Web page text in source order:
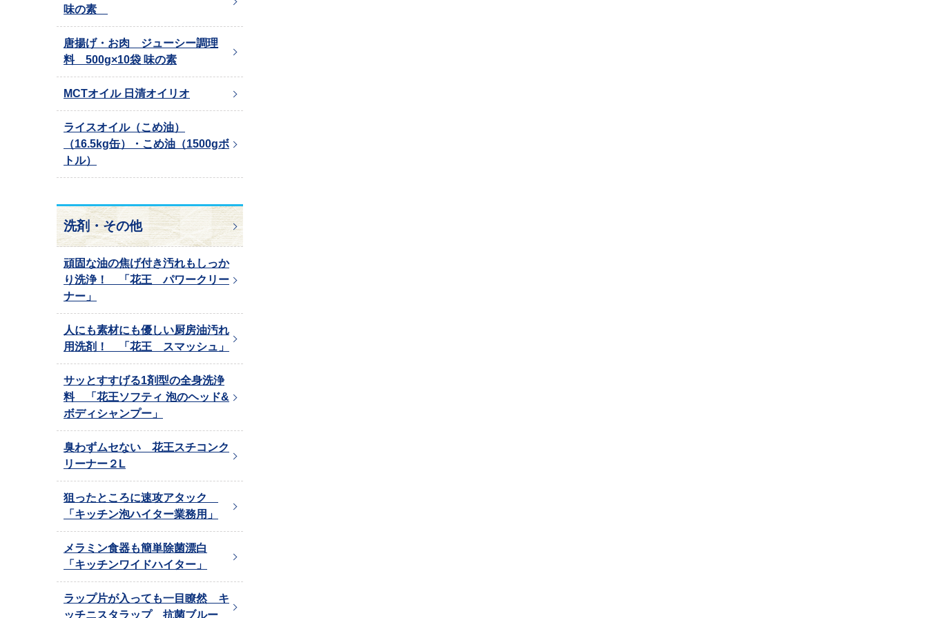
味の素
唐揚げ・お肉 ジューシー調理
料 500g×10袋 味の素
MCTオイル 日清オイリオ
ライスオイル（こめ油）
（16.5kg缶）・こめ油（1500gボ
トル）
洗剤・その他
頑固な油の焦げ付き汚れもしっか
り洗浄！ 「花王 パワークリー
ナー」
人にも素材にも優しい厨房油汚れ
用洗剤！ 「花王 スマッシュ」
サッとすすげる1剤型の全身洗浄
料 「花王ソフティ 泡のヘッド&
ボディシャンプー」
臭わずムセない 花王スチコンク
リーナー２L
狙ったところに速攻アタック
「キッチン泡ハイター業務用」
メラミン食器も簡単除菌漂白
「キッチンワイドハイター」
ラップ片が入っても一目瞭然 キ
ッチニスタラップ 抗菌ブルー